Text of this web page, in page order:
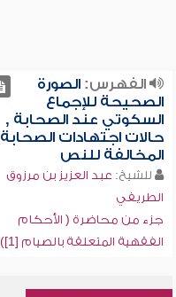
الفهرس:الصورة
الصحيحة للإجماع
السكوتي عند الصحابة ,
حالات اجتهادات الصحابة
المخالفة للنص
للشيخ: عبد العزيز بن مرزوق
الطريفي
جزء من محاضرة ( الأحكام
الفقهية المتعلقة بالصيام [1])